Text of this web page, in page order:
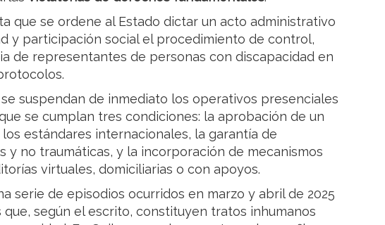
que se ordene al Estado dictar un acto administrativo
y participación social el procedimiento de control,
de representantes de personas con discapacidad en
suspendan de inmediato los operativos presenciales
se cumplan tres condiciones: la aprobación de un
estándares internacionales, la garantía de
y no traumáticas, y la incorporación de mecanismos
virtuales, domiciliarias o con apoyos.
serie de episodios ocurridos en marzo y abril de 2025
según el escrito, constituyen tratos inhumanos